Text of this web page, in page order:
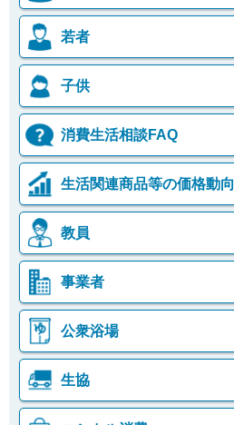
若者
子供
消費生活相談FAQ
生活関連商品等の価格動向
教員
事業者
公衆浴場
生協